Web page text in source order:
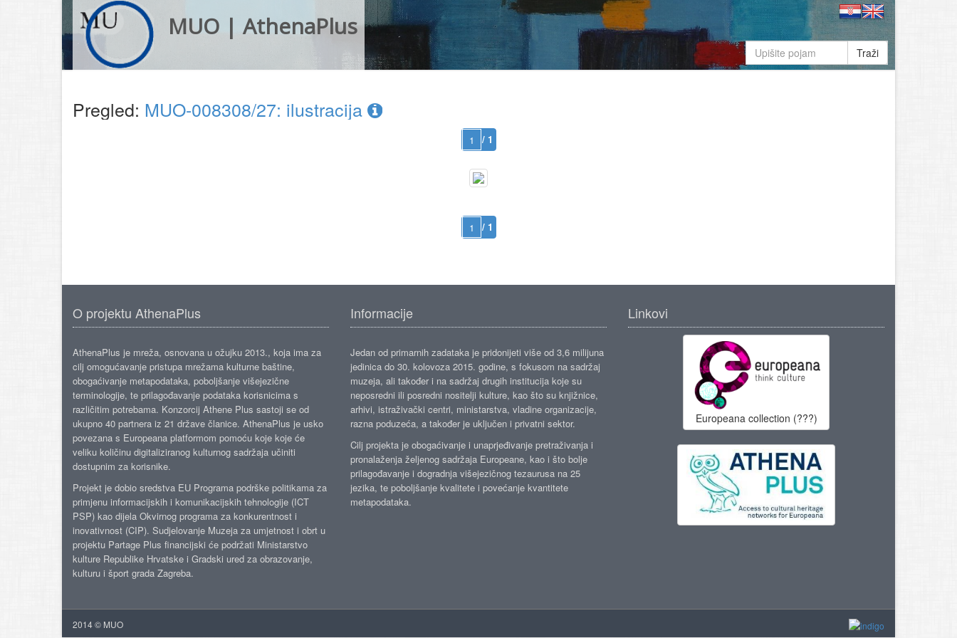
MUO | AthenaPlus
Traži
Pregled: MUO-008308/27: ilustracija
/ 1
/ 1
O projektu AthenaPlus
AthenaPlus je mreža, osnovana u ožujku 2013., koja ima za
cilj omogućavanje pristupa mrežama kulturne baštine,
obogaćivanje metapodataka, poboljšanje višejezične
terminologije, te prilagođavanje podataka korisnicima s
različitim potrebama. Konzorcij Athene Plus sastoji se od
ukupno 40 partnera iz 21 države članice. AthenaPlus je usko
povezana s Europeana platformom pomoću koje koje će
veliku količinu digitaliziranog kulturnog sadržaja učiniti
dostupnim za korisnike.
Projekt je dobio sredstva EU Programa podrške politikama za
primjenu informacijskih i komunikacijskih tehnologije (ICT
PSP) kao dijela Okvirnog programa za konkurentnost i
inovativnost (CIP). Sudjelovanje Muzeja za umjetnost i obrt u
projektu Partage Plus financijski će podržati Ministarstvo
kulture Republike Hrvatske i Gradski ured za obrazovanje,
kulturu i šport grada Zagreba.
Informacije
Jedan od primarnih zadataka je pridonijeti više od 3,6 milijuna
jedinica do 30. kolovoza 2015. godine, s fokusom na sadržaj
muzeja, ali također i na sadržaj drugih institucija koje su
neposredni ili posredni nositelji kulture, kao što su knjižnice,
arhivi, istraživački centri, ministarstva, vladine organizacije,
razna poduzeća, a također je uključen i privatni sektor.
Cilj projekta je obogaćivanje i unaprjeđivanje pretraživanja i
pronalaženja željenog sadržaja Europeane, kao i što bolje
prilagođavanje i dogradnja višejezičnog tezaurusa na 25
jezika, te poboljšanje kvalitete i povećanje kvantitete
metapodataka.
Linkovi
Europeana collection (???)
2014 © MUO